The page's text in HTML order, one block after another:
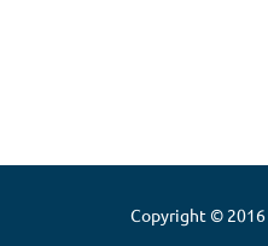
Copyright ©